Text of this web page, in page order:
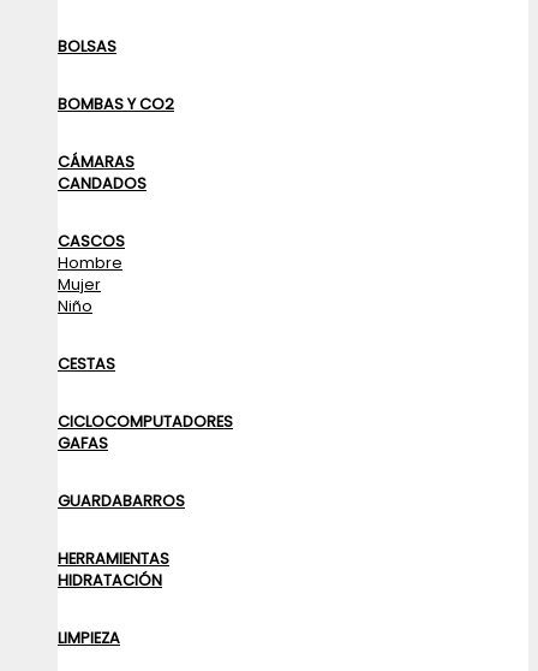
BOLSAS
BOMBAS Y CO2
CÁMARAS
CANDADOS
CASCOS
Hombre
Mujer
Niño
CESTAS
CICLOCOMPUTADORES
GAFAS
GUARDABARROS
HERRAMIENTAS
HIDRATACIÓN
LIMPIEZA